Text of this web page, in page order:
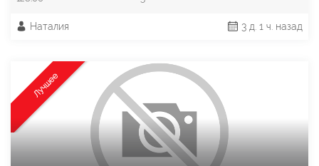
Наталия 3 д. 1 ч. назад
Лучшее